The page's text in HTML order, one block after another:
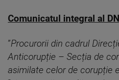
Comunicatul integral al
”Procurorii din cadrul
Anticorupție – Secția de
asimilate celor de corupție